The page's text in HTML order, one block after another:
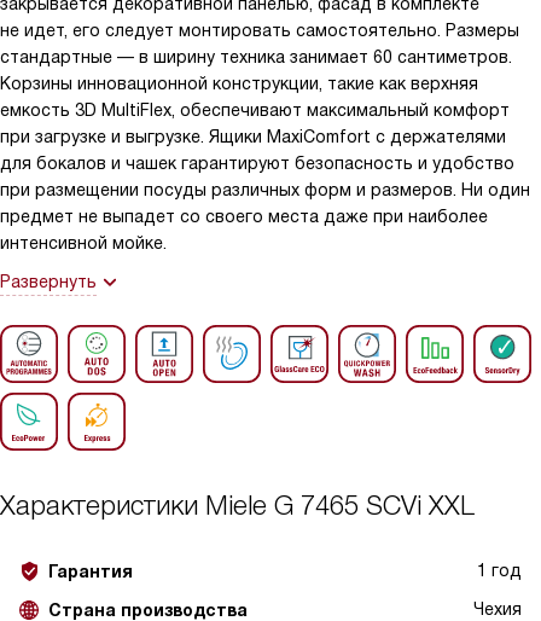
не идет, его следует монтировать самостоятельно. Размеры
стандартные — в ширину техника занимает 60 сантиметров.
Корзины инновационной конструкции, такие как верхняя
емкость 3D MultiFlex, обеспечивают максимальный комфорт
при загрузке и выгрузке. Ящики MaxiComfort с держателями
для бокалов и чашек гарантируют безопасность и удобство
при размещении посуды различных форм и размеров. Ни один
предмет не выпадет со своего места даже при наиболее
интенсивной мойке.
Развернуть
Характеристики Miele G 7465 SCVi XXL
Гарантия 1 год
Страна производства Чехия